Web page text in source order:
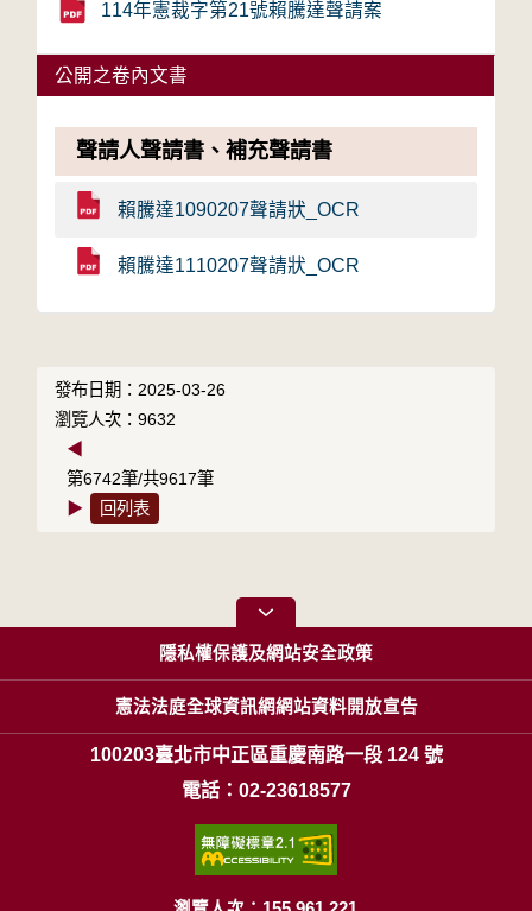
114年憲裁字第21號賴騰達聲請案
公開之卷內文書
聲請人聲請書、補充聲請書
賴騰達1090207聲請狀_OCR
賴騰達1110207聲請狀_OCR
發布日期：2025-03-26
瀏覽人次：9632
◀
第6742筆/共9617筆
▶
回列表
隱私權保護及網站安全政策
憲法法庭全球資訊網網站資料開放宣告
100203臺北市中正區重慶南路一段 124 號
電話：02-23618577